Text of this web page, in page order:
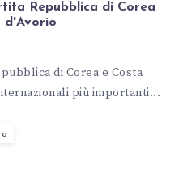
Repubblica di Corea
d'Avorio
di Corea e Costa
più importanti...